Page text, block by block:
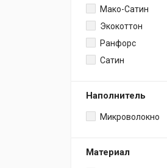
Мако-Сатин
Экокоттон
Ранфорс
Сатин
Наполнитель
Микроволокно
Материал